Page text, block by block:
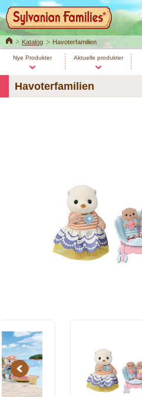
HomeKatalog Havoterfamilien
Nye Produkter Aktuelle produkter
Havoterfamilien
Previous